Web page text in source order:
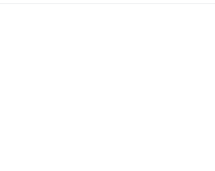
et juillet (hors